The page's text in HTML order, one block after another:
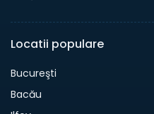
Locatii populare
Bucureşti
Bacău